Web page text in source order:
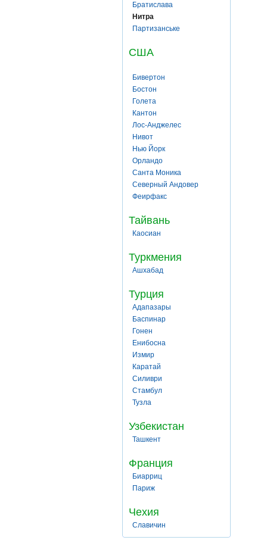
Братислава
Нитра
Партизанське
США
Бивертон
Бостон
Голета
Кантон
Лос-Анджелес
Нивот
Нью Йорк
Орландо
Санта Моника
Северный Андовер
Феирфакс
Тайвань
Каосиан
Туркмения
Ашхабад
Турция
Адапазары
Баспинар
Гонен
Енибосна
Измир
Каратай
Силиври
Стамбул
Тузла
Узбекистан
Ташкент
Франция
Биарриц
Париж
Чехия
Славичин